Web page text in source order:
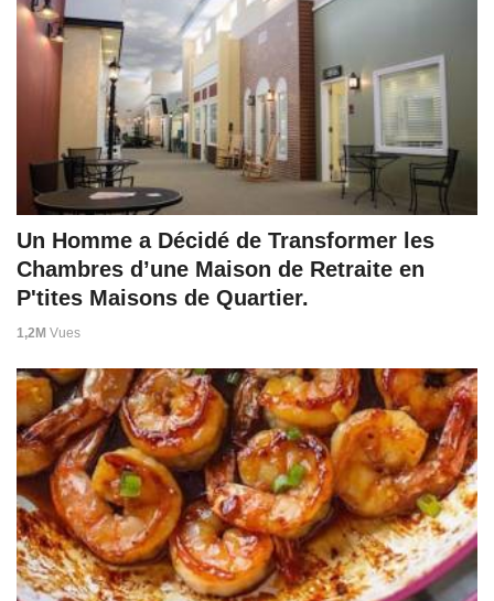
Un Homme a Décidé de Transformer les
Chambres d’une Maison de Retraite en
P'tites Maisons de Quartier.
1,2M Vues